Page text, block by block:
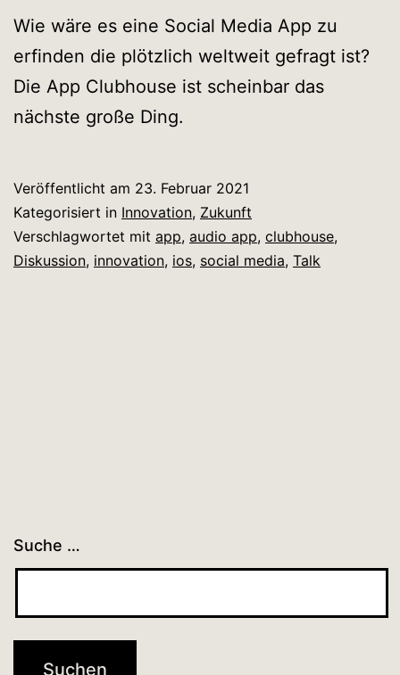
Wie wäre es eine Social Media App zu
erfinden die plötzlich weltweit gefragt ist?
Die App Clubhouse ist scheinbar das
nächste große Ding.
Veröffentlicht am 23. Februar 2021
Kategorisiert in Innovation, Zukunft
Verschlagwortet mit app, audio app, clubhouse,
Diskussion, innovation, ios, social media, Talk
Suche …